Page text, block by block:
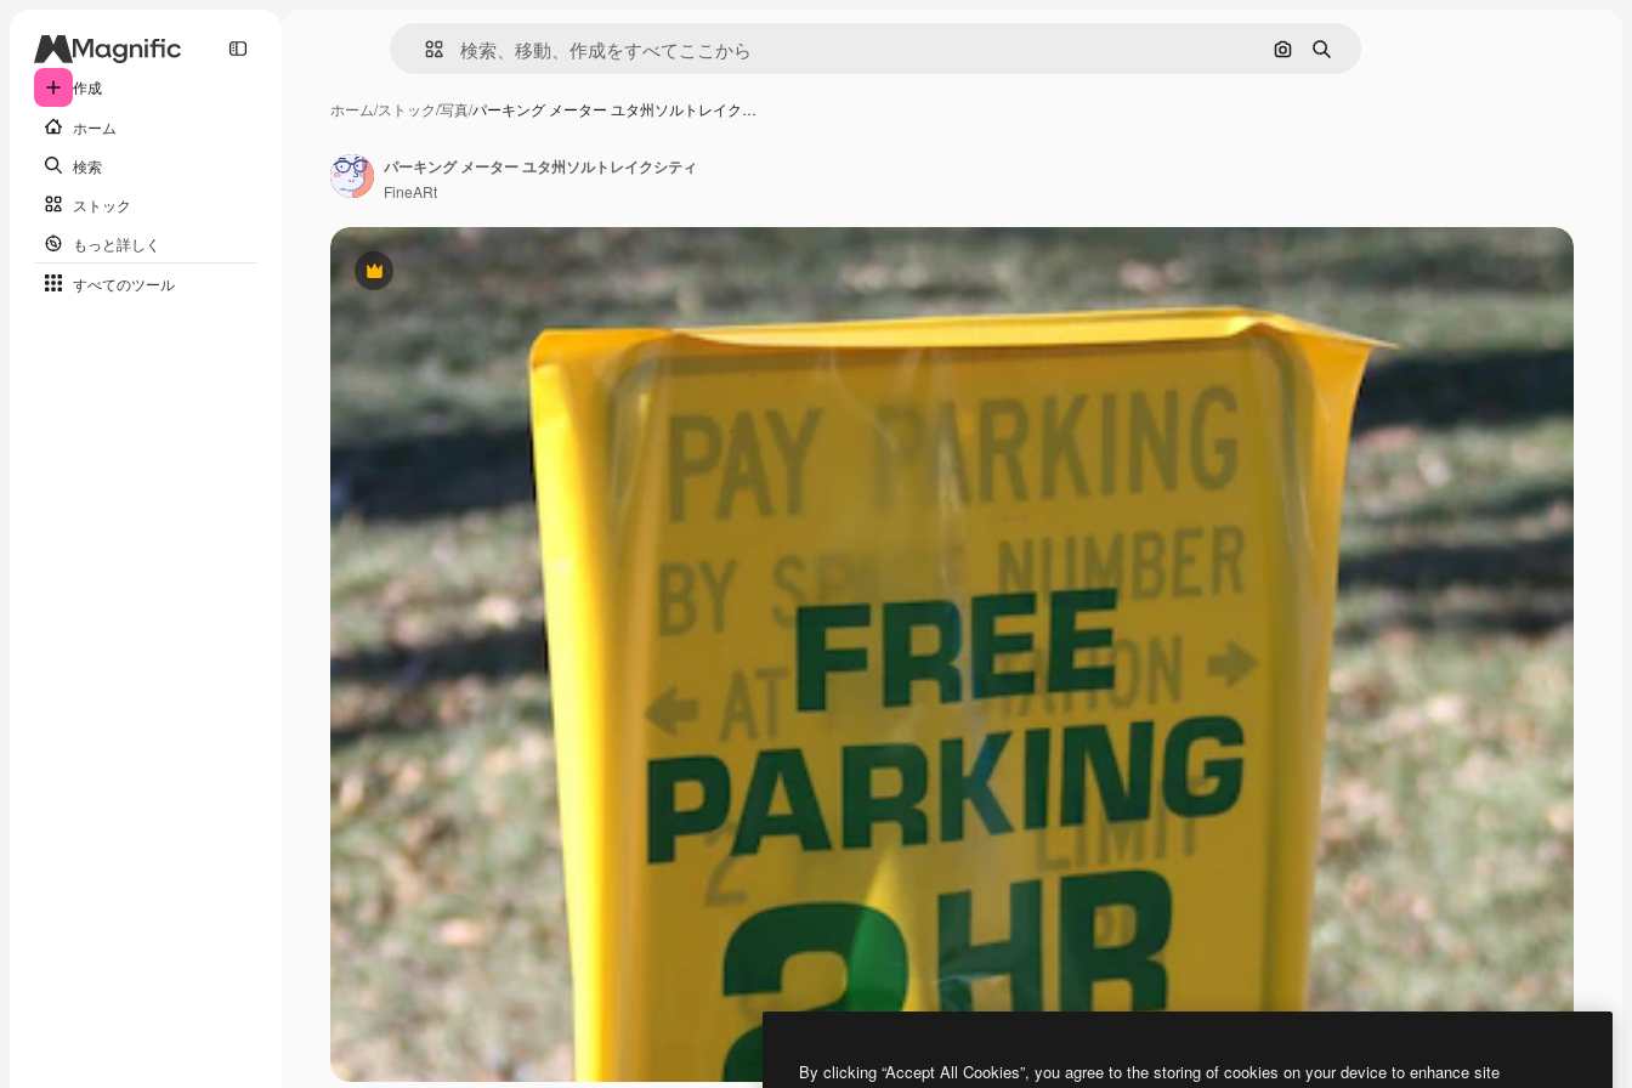
作成
ホーム
検索
ストック
もっと詳しく
すべてのツール
画像で検索
検索
ホーム/ストック/写真/パーキング メーター ユタ州ソルトレイク…
Premium
パーキング メーター ユタ州ソルトレイクシティ
FineARt
By clicking “Accept All Cookies”, you agree to the storing of cookies on your device to enhance site